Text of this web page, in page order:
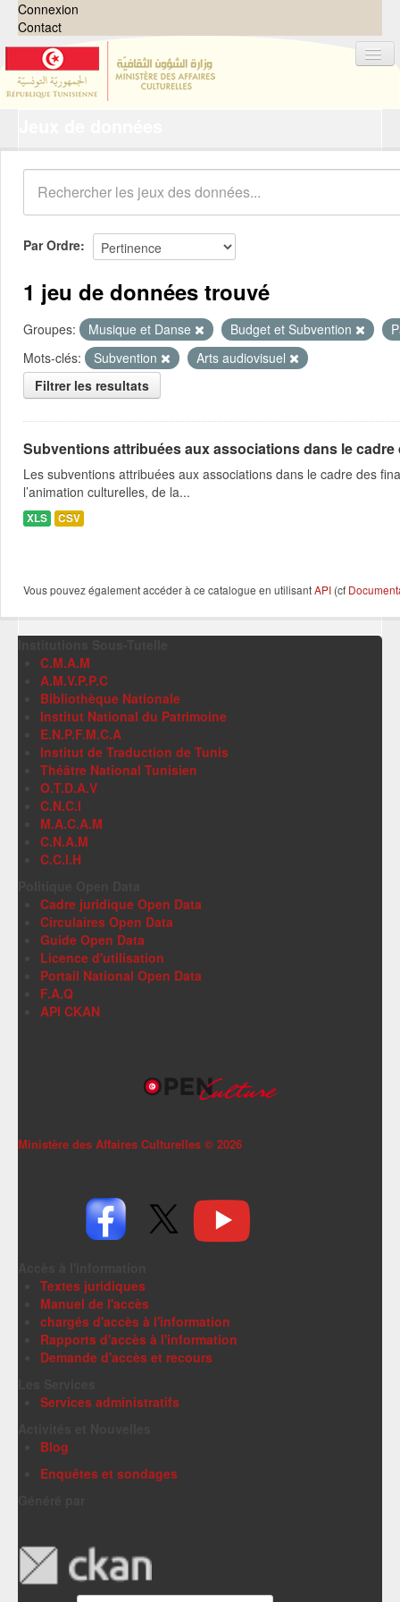
Connexion
Contact
Organisations
Groupes
Demandes 0
À propos
Par Ordre
1 jeu de données trouvé
Groupes: Musique et Danse Budget et Subvention
Mots-clés:
Subvention
Arts audiovisuel
Filtrer les resultats
Subventions attribuées aux associations dans le
Les subventions attribuées aux associations dans le cadre des
l’animation culturelles, de la...
XLS CSV
Vous pouvez également accéder à ce catalogue en utilisantAPI (cf
C.M.A.M
A.M.V.P.P.C
Bibliothèque Nationale
Institut National du Patrimoine
E.N.P.F.M.C.A
Institut de Traduction de Tunis
Théâtre National Tunisien
O.T.D.A.V
C.N.C.I
M.A.C.A.M
C.N.A.M
C.C.I.H
Cadre juridique Open Data
Circulaires Open Data
Guide Open Data
Licence d'utilisation
Portail National Open Data
F.A.Q
API CKAN
Ministère des Affaires Culturelles © 2026
Textes juridiques
Manuel de l'accès
chargés d'accès à l'information
Rapports d'accès à l'information
Demande d'accès et recours
Services administratifs
Blog
Enquêtes et sondages